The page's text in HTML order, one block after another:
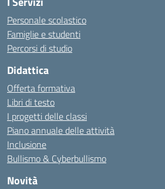
Personale scolastico
Famiglie e studenti
Percorsi di studio
Didattica
Offerta formativa
Libri di testo
I progetti delle classi
Piano annuale delle attività
Inclusione
Bullismo & Cyberbullismo
Novità